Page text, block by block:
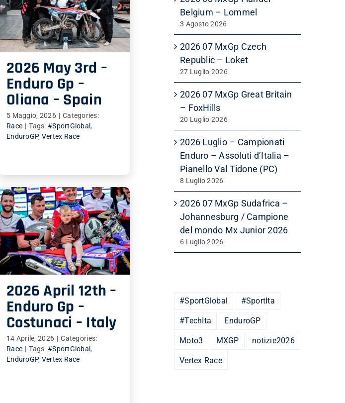
2026 May 3rd –
Enduro Gp –
Oliana – Spain
5 Maggio, 2026 | Categories:
Race | Tags: #SportGlobal ,
EnduroGP, Vertex Race
2026 April 12th –
Enduro Gp –
Costunaci – Italy
14 Aprile, 2026 | Categories:
Race | Tags: #SportGlobal ,
EnduroGP, Vertex Race
Belgium – Lommel
3 Agosto 2026
2026 07 MxGp Czech
Republic – Loket
27 Luglio 2026
2026 07 MxGp Great Britain
– FoxHills
20 Luglio 2026
2026 Luglio – Campionati
Enduro – Assoluti d’Italia –
Pianello Val Tidone (PC)
8 Luglio 2026
2026 07 MxGp Sudafrica –
Johannesburg / Campione
del mondo Mx Junior 2026
6 Luglio 2026
#SportGlobal #SportIta
#TechIta EnduroGP
Moto3 MXGP notizie2026
Vertex Race